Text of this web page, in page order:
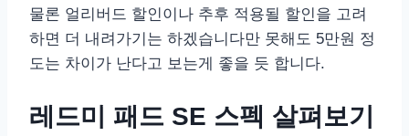
물론 얼리버드 할인이나 추후 적용될 할인을 고려
하면 더 내려가기는 하겠습니다만 못해도 5만원 정
도는 차이가 난다고 보는게 좋을 듯 합니다.
레드미 패드 SE 스펙 살펴보기